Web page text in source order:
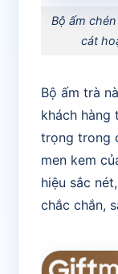
Bộ ấm
cát
Bộ ấm trà
khách hàng
trọng trong
men kem
hiệu sắc
chắc chắn,